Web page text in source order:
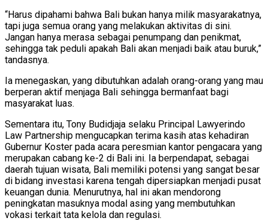
“Harus dipahami bahwa Bali bukan hanya milik masyarakatnya,
tapi juga semua orang yang melakukan aktivitas di sini.
Jangan hanya merasa sebagai penumpang dan penikmat,
sehingga tak peduli apakah Bali akan menjadi baik atau buruk,”
tandasnya.
Ia menegaskan, yang dibutuhkan adalah orang-orang yang mau
berperan aktif menjaga Bali sehingga bermanfaat bagi
masyarakat luas.
Sementara itu, Tony Budidjaja selaku Principal Lawyerindo
Law Partnership mengucapkan terima kasih atas kehadiran
Gubernur Koster pada acara peresmian kantor pengacara yang
merupakan cabang ke-2 di Bali ini. Ia berpendapat, sebagai
daerah tujuan wisata, Bali memiliki potensi yang sangat besar
di bidang investasi karena tengah dipersiapkan menjadi pusat
keuangan dunia. Menurutnya, hal ini akan mendorong
peningkatan masuknya modal asing yang membutuhkan
vokasi terkait tata kelola dan regulasi.